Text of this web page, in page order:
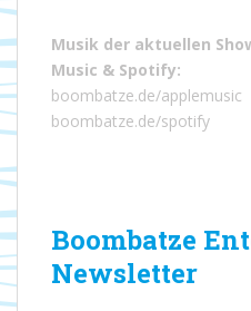
Musik der aktuellen
Music & Spotify:
boombatze.de/applemusic
boombatze.de/spotify
Boombatze
Newsletter